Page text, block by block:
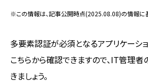
※この情報は、記事公開時点(2025.08.08)の情報に
多要素認証が必須となるアプリケーシ
こちらから確認できますので、IT管理者
きましょう。